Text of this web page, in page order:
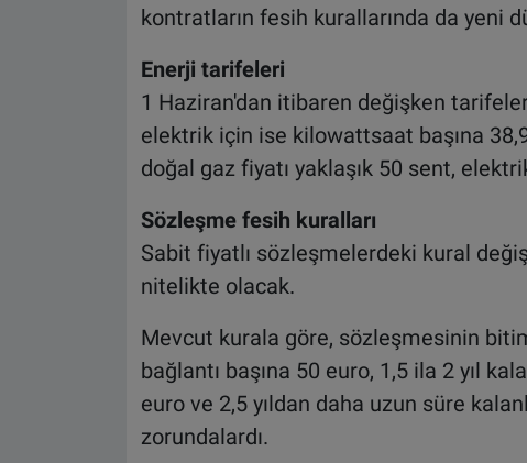
kontratların fesih kurallarında da yeni
Enerji tarifeleri
1 Haziran'dan itibaren değişken
elektrik için ise kilowattsaat başına
doğal gaz fiyatı yaklaşık 50 sent,
Sözleşme fesih kuralları
Sabit fiyatlı sözleşmelerdeki kural
nitelikte olacak.
Mevcut kurala göre, sözleşmesinin
bağlantı başına 50 euro, 1,5 ila 2 yıl
euro ve 2,5 yıldan daha uzun süre
zorundalardı.